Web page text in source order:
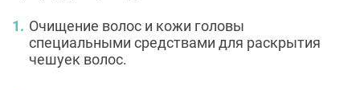
Очищение волос и кожи головы
специальными средствами для раскрытия
чешуек волос.